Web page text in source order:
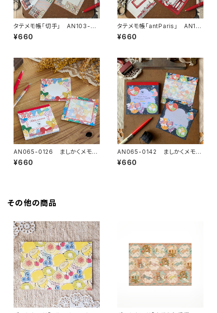
タテメモ帳「切手」 AN103-00
11 メモ帳 手帳リフィル（穴な
し） ミニ6 M6
¥660
タテメモ帳「antParis」 AN10
3-0999 メモ帳 手帳リフィ
ル（穴なし） ミニ6 M6
¥660
AN065-0126 ましかくメモ帳
「リボン」
¥660
AN065-0142 ましかくメモ帳
「おやすみパジャマ」
¥660
その他の商品